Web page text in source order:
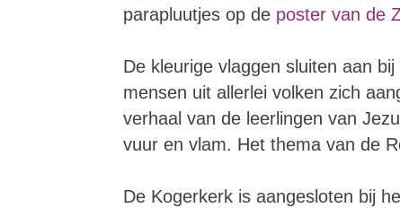
parapluutjes op de poster van de
De kleurige vlaggen sluiten aan
mensen uit allerlei volken zich
verhaal van de leerlingen van
vuur en vlam. Het thema van de
De Kogerkerk is aangesloten bij